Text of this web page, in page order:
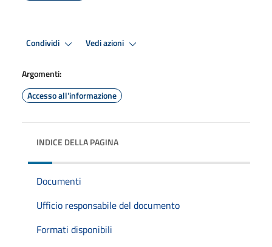
Condividi Vedi azioni
Argomenti:
Accesso all'informazione
INDICE DELLA PAGINA
Documenti
Ufficio responsabile del documento
Formati disponibili